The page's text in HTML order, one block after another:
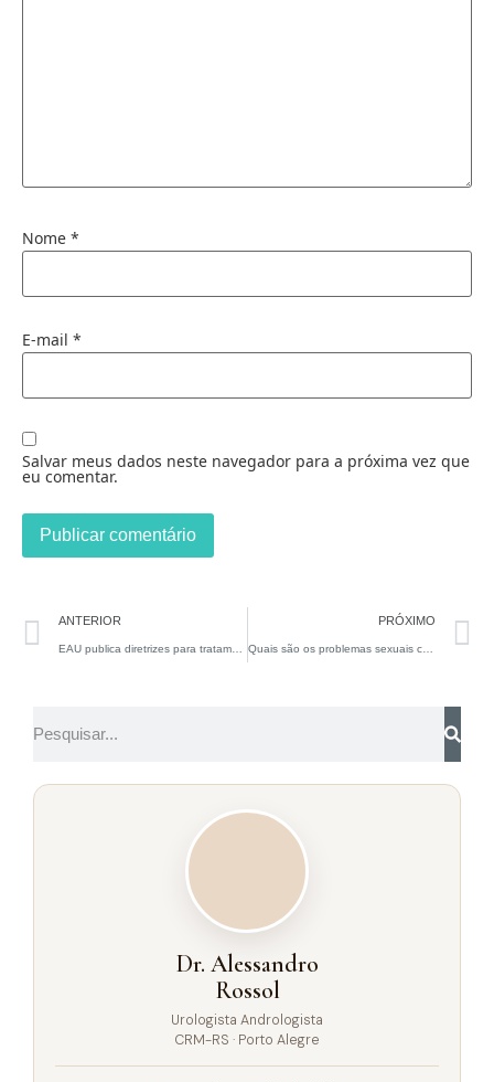
Nome *
E-mail *
Salvar meus dados neste navegador para a próxima vez que
eu comentar.
ANTERIOR PRÓXIMO
Quais são os problemas sexuais comuns para homens com lesão medular?
Dr. Alessandro
Rossol
Urologista Andrologista
CRM-RS · Porto Alegre